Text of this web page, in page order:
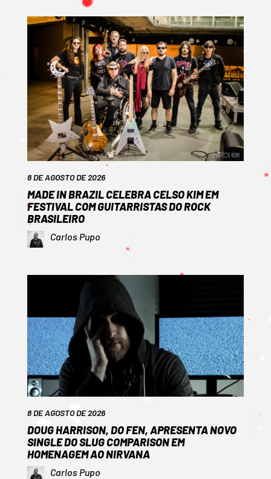
8 DE AGOSTO DE 2026
MADE IN BRAZIL CELEBRA CELSO KIM EM
FESTIVAL COM GUITARRISTAS DO ROCK
BRASILEIRO
Carlos Pupo
8 DE AGOSTO DE 2026
DOUG HARRISON, DO FEN, APRESENTA NOVO
SINGLE DO SLUG COMPARISON EM
HOMENAGEM AO NIRVANA
Carlos Pupo